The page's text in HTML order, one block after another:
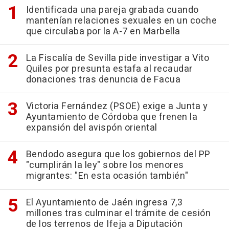
Identificada una pareja grabada cuando
mantenían relaciones sexuales en un coche
que circulaba por la A-7 en Marbella
La Fiscalía de Sevilla pide investigar a Vito
Quiles por presunta estafa al recaudar
donaciones tras denuncia de Facua
Victoria Fernández (PSOE) exige a Junta y
Ayuntamiento de Córdoba que frenen la
expansión del avispón oriental
Bendodo asegura que los gobiernos del PP
"cumplirán la ley" sobre los menores
migrantes: "En esta ocasión también"
El Ayuntamiento de Jaén ingresa 7,3
millones tras culminar el trámite de cesión
de los terrenos de Ifeja a Diputación